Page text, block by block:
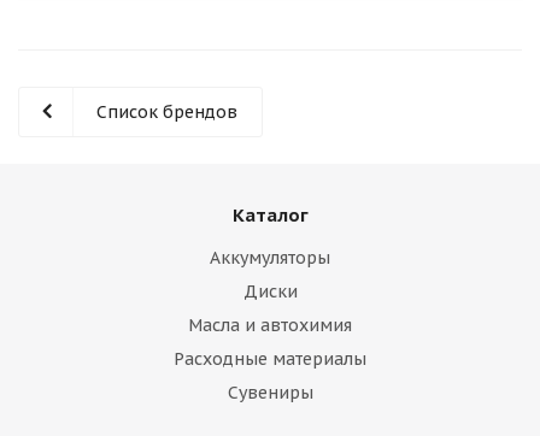
Список брендов
Каталог
Аккумуляторы
Диски
Масла и автохимия
Расходные материалы
Сувениры